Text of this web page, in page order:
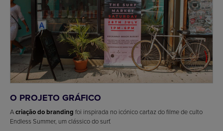
O PROJETO GRÁFICO
Acriação do branding foi inspirada no icónico cartaz do filme de culto
Endless Summer, um clássico do surf.